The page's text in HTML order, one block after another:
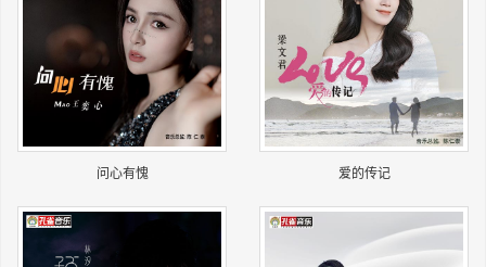
问心有愧 爱的传记